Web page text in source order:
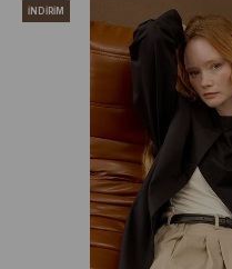
İNDIRIM